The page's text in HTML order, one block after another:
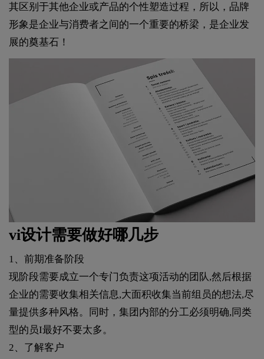
其区别于其他企业或产品的个性塑造过程，所以，品牌
形象是企业与消费者之间的一个重要的桥梁，是企业发
展的奠基石！
vi设计需要做好哪几步
1、前期准备阶段
现阶段需要成立一个专门负责这项活动的团队,然后根据
企业的需要收集相关信息,大面积收集当前组员的想法,尽
量提供多种风格。同时，集团内部的分工必须明确,同类
型的员I最好不要太多。
2、了解客户